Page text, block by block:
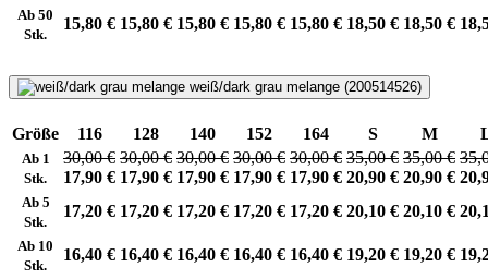
Ab 50
Stk.
15,80 € 15,80 € 15,80 € 15,80 € 15,80 € 18,50 € 18,50 €
weiß/dark grau melange (200514526)
Größe 116 128 140 152 164 S M
Ab 1
Stk.
30,00 €
17,90 €
30,00 €
17,90 €
30,00 €
17,90 €
30,00 €
17,90 €
30,00 €
17,90 €
35,00 €
20,90 €
35,00 €
20,90 €
Ab 5
Stk.
17,20 € 17,20 € 17,20 € 17,20 € 17,20 € 20,10 € 20,10 €
Ab 10
Stk.
16,40 € 16,40 € 16,40 € 16,40 € 16,40 € 19,20 € 19,20 €